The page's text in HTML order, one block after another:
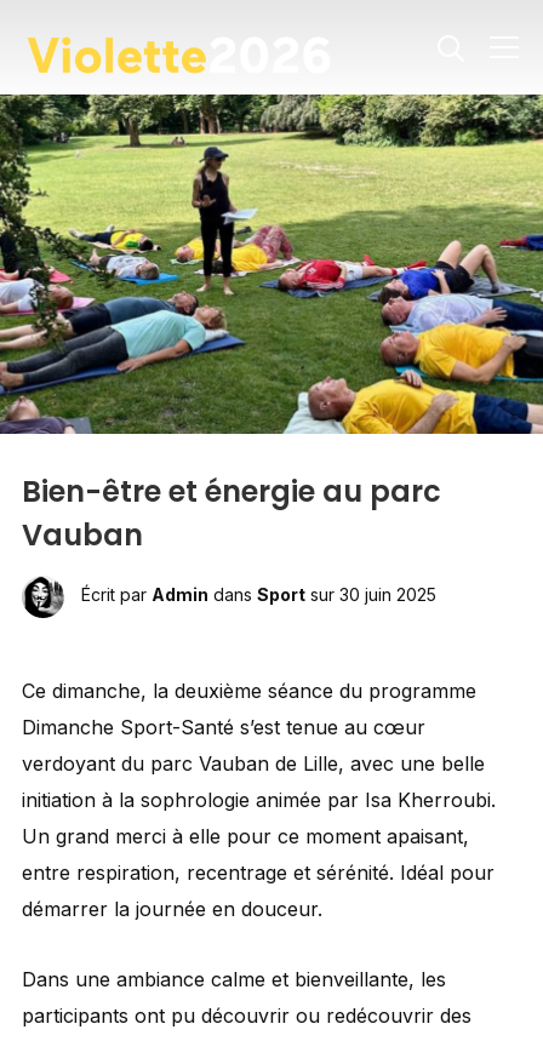
Bien-être et énergie au parc
Vauban
Écrit par Admin dans Sportsur 30 juin 2025
Ce dimanche, la deuxième séance du programme
Dimanche Sport-Santé s’est tenue au cœur
verdoyant du parc Vauban de Lille, avec une belle
initiation à la sophrologie animée par Isa Kherroubi.
Un grand merci à elle pour ce moment apaisant,
entre respiration, recentrage et sérénité. Idéal pour
démarrer la journée en douceur.
Dans une ambiance calme et bienveillante, les
participants ont pu découvrir ou redécouvrir des